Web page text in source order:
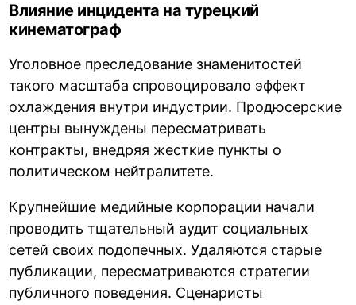
Влияние инцидента на турецкий
кинематограф
Уголовное преследование знаменитостей
такого масштаба спровоцировало эффект
охлаждения внутри индустрии. Продюсерские
центры вынуждены пересматривать
контракты, внедряя жесткие пункты о
политическом нейтралитете.
Крупнейшие медийные корпорации начали
проводить тщательный аудит социальных
сетей своих подопечных. Удаляются старые
публикации, пересматриваются стратегии
публичного поведения. Сценаристы